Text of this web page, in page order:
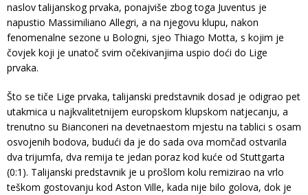
naslov talijanskog prvaka, ponajviše zbog toga Juventus je
napustio Massimiliano Allegri, a na njegovu klupu, nakon
fenomenalne sezone u Bologni, sjeo Thiago Motta, s kojim je
čovjek koji je unatoč svim očekivanjima uspio doći do Lige
prvaka.
Što se tiče Lige prvaka, talijanski predstavnik dosad je odigrao pet
utakmica u najkvalitetnijem europskom klupskom natjecanju, a
trenutno su Bianconeri na devetnaestom mjestu na tablici s osam
osvojenih bodova, budući da je do sada ova momčad ostvarila
dva trijumfa, dva remija te jedan poraz kod kuće od Stuttgarta
(0:1). Talijanski predstavnik je u prošlom kolu remizirao na vrlo
teškom gostovanju kod Aston Ville, kada nije bilo golova, dok je